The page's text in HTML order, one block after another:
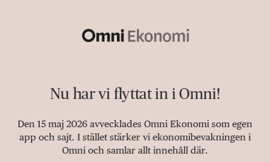
Nu har vi flyttat in i Omni!
Den 15 maj 2026 avvecklades Omni Ekonomi som egen
app och sajt. I stället stärker vi ekonomibevakningen i
Omni och samlar allt innehåll där.